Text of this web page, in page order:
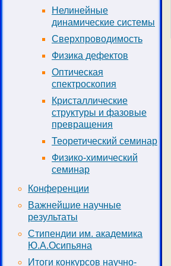
Нелинейные
динамические системы
Сверхпроводимость
Физика дефектов
Оптическая
спектроскопия
Кристаллические
структуры и фазовые
превращения
Теоретический семинар
Физико-химический
семинар
Конференции
Важнейшие научные
результаты
Стипендии им. академика
Ю.А.Осипьяна
Итоги конкурсов научно-